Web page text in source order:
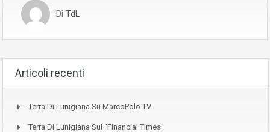
Di TdL
Articoli recenti
Terra Di Lunigiana Su MarcoPolo TV
Terra Di Lunigiana Sul “Financial Times”